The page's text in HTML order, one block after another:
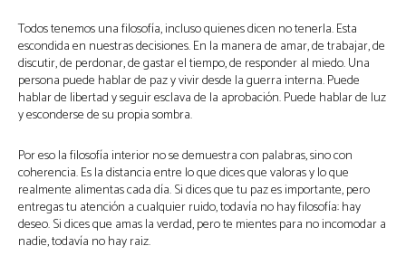
Todos tenemos una filosofía, incluso quienes dicen no tenerla. Esta
escondida en nuestras decisiones. En la manera de amar, de trabajar, de
discutir, de perdonar, de gastar el tiempo, de responder al miedo. Una
persona puede hablar de paz y vivir desde la guerra interna. Puede
hablar de libertad y seguir esclava de la aprobación. Puede hablar de luz
y esconderse de su propia sombra.
Por eso la filosofía interior no se demuestra con palabras, sino con
coherencia. Es la distancia entre lo que dices que valoras y lo que
realmente alimentas cada día. Si dices que tu paz es importante, pero
entregas tu atención a cualquier ruido, todavía no hay filosofía: hay
deseo. Si dices que amas la verdad, pero te mientes para no incomodar a
nadie, todavía no hay raiz.